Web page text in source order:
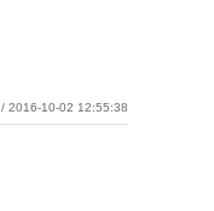
/ 2016-10-02 12:55:38